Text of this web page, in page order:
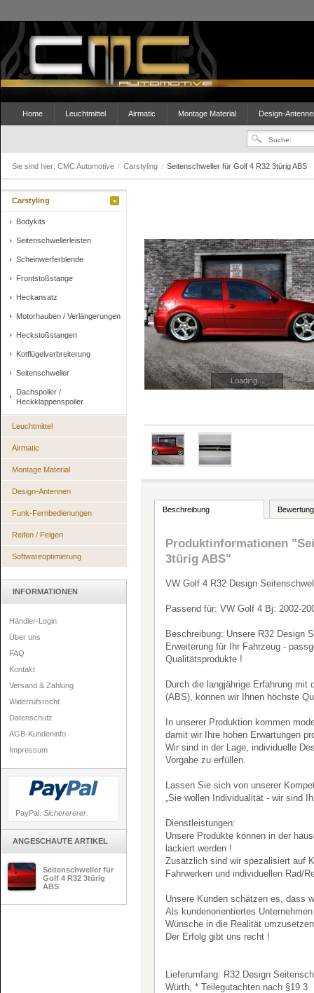
Home Leuchtmittel Airmatic Montage Material Design-
Sie sind hier: CMC Automotive / Carstyling / Seitenschweller für Golf 4 R32 3türig ABS
Carstyling
Bodykits
Seitenschwellerleisten
Scheinwerferblende
Frontstoßstange
Heckansatz
Motorhauben / Verlängerungen
Heckstoßstangen
Kotflügelverbreiterung
Seitenschweller
Dachspoiler /
Heckklappenspoiler
Leuchtmittel
Airmatic
Montage Material
Design-Antennen
Funk-Fernbedienungen
Reifen / Felgen
Softwareoptimierung
INFORMATIONEN
Händler-Login
Über uns
FAQ
Kontakt
Versand & Zahlung
Widerrufsrecht
Datenschutz
AGB-Kundeninfo
Impressum
PayPal. Sicherererer.
ANGESCHAUTE ARTIKEL
Seitenschweller für
Golf 4 R32 3türig
ABS
Loading...
Beschreibung
Produktinformationen
3türig ABS"
VW Golf 4 R32 Design
Passend für: VW Golf 4 Bj: 2002-
Beschreibung: Unsere R32 Design
Erweiterung für Ihr Fahrzeug -
Qualitätsprodukte !
Durch die langjährige Erfahrung
(ABS), können wir Ihnen höchste
In unserer Produktion kommen
damit wir Ihre hohen Erwartungen
Wir sind in der Lage, individuelle
Vorgabe zu erfüllen.
Lassen Sie sich von unserer
„Sie wollen Individualität - wir sind
Dienstleistungen:
Unsere Produkte können in der
lackiert werden !
Zusätzlich sind wir spezalisiert auf
Fahrwerken und individuellen Rad/
Unsere Kunden schätzen es, dass
Als kundenorientiertes
Wünsche in die Realität
Der Erfolg gibt uns recht !
Lieferumfang: R32 Design
Würth, * Teilegutachten nach §19.3